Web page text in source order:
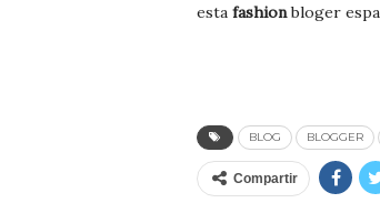
esta fashionbloger
BLOG BLOGGER
Compartir